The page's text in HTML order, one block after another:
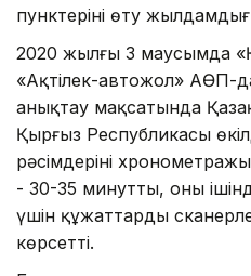
пунктерінің өту
2020 жылғы 3 маусымда
«Ақтілек-автожол» АӨП-
анықтау мақсатында
Қырғыз Республикасы
рәсімдерінің
- 30-35 минутты, оның
үшін құжаттарды
көрсетті.